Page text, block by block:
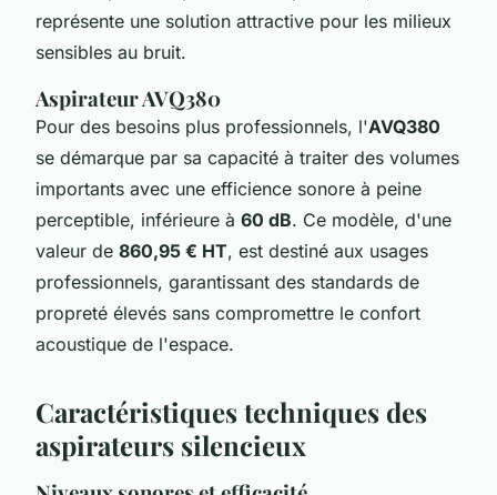
représente une solution attractive pour les milieux
sensibles au bruit.
Aspirateur AVQ380
Pour des besoins plus professionnels, l'AVQ380
se démarque par sa capacité à traiter des volumes
importants avec une efficience sonore à peine
perceptible, inférieure à 60 dB. Ce modèle, d'une
valeur de 860,95 € HT, est destiné aux usages
professionnels, garantissant des standards de
propreté élevés sans compromettre le confort
acoustique de l'espace.
Caractéristiques techniques des
aspirateurs silencieux